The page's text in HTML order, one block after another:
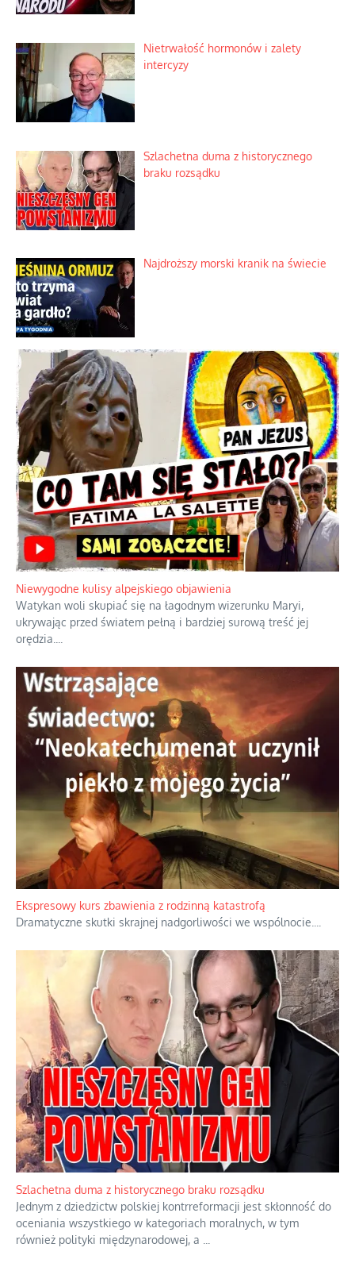
Szlachetna duma z historycznego
braku rozsądku
Najdroższy morski kranik na świecie
Niewygodne kulisy alpejskiego objawienia
Watykan woli skupiać się na łagodnym wizerunku Maryi,
ukrywając przed światem pełną i bardziej surową treść jej
orędzia....
Ekspresowy kurs zbawienia z rodzinną katastrofą
Dramatyczne skutki skrajnej nadgorliwości we wspólnocie.